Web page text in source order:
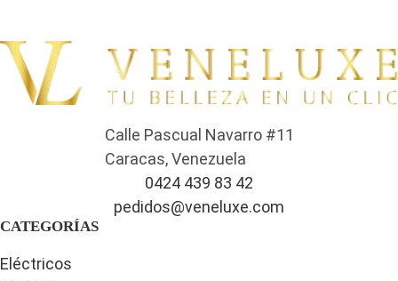
Calle Pascual Navarro #11
Caracas, Venezuela
0424 439 83 42
pedidos@veneluxe.com
CATEGORÍAS
Eléctricos